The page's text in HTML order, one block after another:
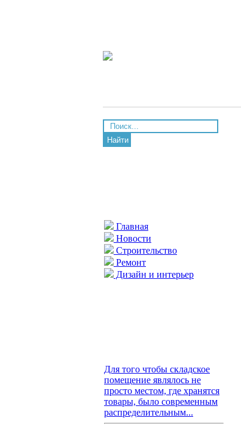
Найти
Главная
Новости
Строительство
Ремонт
Дизайн и интерьер
Для того чтобы складское
помещение являлось не
просто местом, где хранятся
товары, было современным
распределительным...